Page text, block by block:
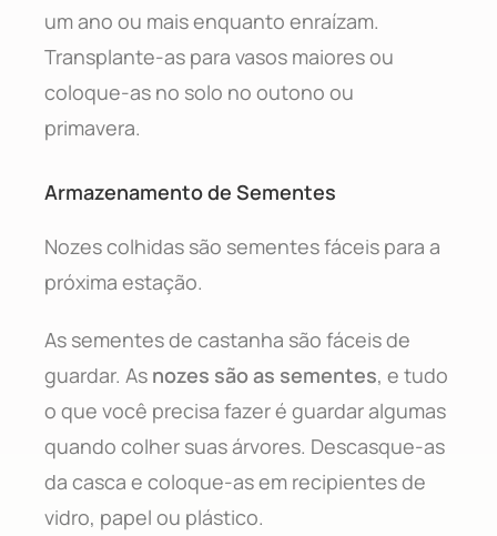
um ano ou mais enquanto enraízam.
Transplante-as para vasos maiores ou
coloque-as no solo no outono ou
primavera.
Armazenamento de Sementes
Nozes colhidas são sementes fáceis para a
próxima estação.
As sementes de castanha são fáceis de
guardar. As nozes são as sementes, e tudo
o que você precisa fazer é guardar algumas
quando colher suas árvores. Descasque-as
da casca e coloque-as em recipientes de
vidro, papel ou plástico.